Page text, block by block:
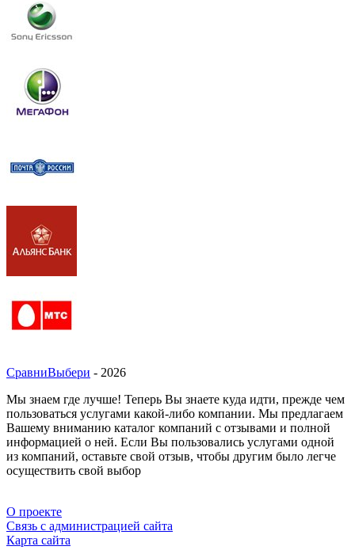
СравниВыбери - 2026
Мы знаем где лучше! Теперь Вы знаете куда идти, прежде чем
пользоваться услугами какой-либо компании. Мы предлагаем
Вашему вниманию каталог компаний с отзывами и полной
информацией о ней. Если Вы пользовались услугами одной
из компаний, оставьте свой отзыв, чтобы другим было легче
осуществить свой выбор
О проекте
Связь с администрацией сайта
Карта сайта